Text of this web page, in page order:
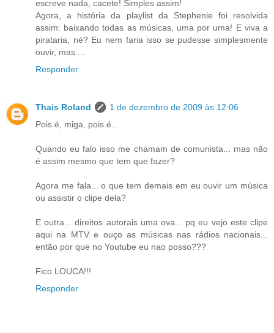
escreve nada, cacete! Simples assim!
Agora, a história da playlist da Stephenie foi resolvida
assim: baixando todas as músicas, uma por uma! E viva a
pirataria, né? Eu nem faria isso se pudesse simplesmente
ouvir, mas....
Responder
Thais Roland
1 de dezembro de 2009 às 12:06
Pois é, miga, pois é...
Quando eu falo isso me chamam de comunista... mas não
é assim mesmo que tem que fazer?
Agora me fala... o que tem demais em eu ouvir um música
ou assistir o clipe dela?
E outra... direitos autorais uma ova... pq eu vejo este clipe
aqui na MTV e ouço as músicas nas rádios nacionais...
então por que no Youtube eu nao posso???
Fico LOUCA!!!
Responder